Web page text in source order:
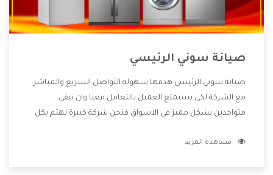
صيانة سوني الرئيسي
صيانة سوني الرئيسي هدفها سهولة التواصل السريع والمباشر
مع الشركة لكى يستمتع العميل بالتعامل معنا وان نبقى
متواجدين بشكل مميز فى الاسواق فنحن شركة كبيرة نهتم بكل
الشركة بها والتى تكون منها خدمة الصيانة التى تكون من أهم
مشاهدة المزيد